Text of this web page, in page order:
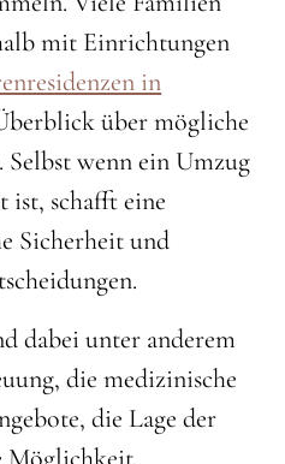
mit Einrichtungen
in
über mögliche
wenn ein Umzug
ist, schafft eine
Sicherheit und
dabei unter anderem
die medizinische
die Lage der